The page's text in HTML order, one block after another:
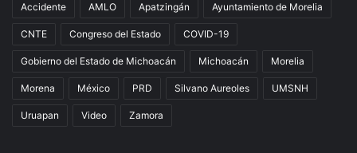
Accidente AMLO Apatzingán Ayuntamiento de Morelia
CNTE Congreso del Estado COVID-19
Gobierno del Estado de Michoacán Michoacán Morelia
Morena México PRD Silvano Aureoles UMSNH
Uruapan Video Zamora